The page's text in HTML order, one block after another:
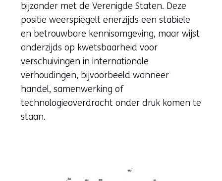
bijzonder met de Verenigde Staten. Deze
positie weerspiegelt enerzijds een stabiele
en betrouwbare kennisomgeving, maar wijst
anderzijds op kwetsbaarheid voor
verschuivingen in internationale
verhoudingen, bijvoorbeeld wanneer
handel, samenwerking of
technologieoverdracht onder druk komen te
staan.